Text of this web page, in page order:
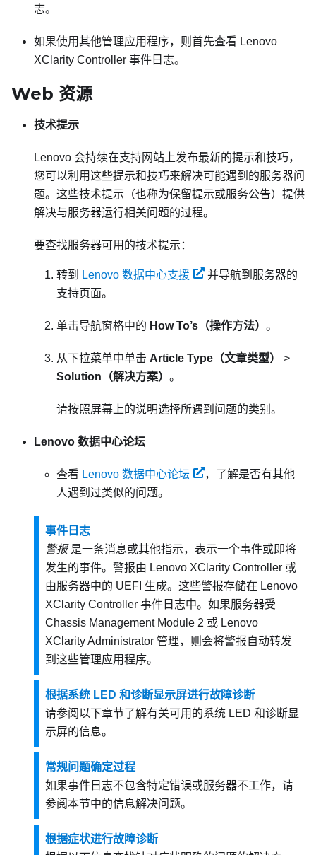
志。
如果使用其他管理应用程序，则首先查看 Lenovo
XClarity Controller 事件日志。
Web 资源
技术提示
Lenovo 会持续在支持网站上发布最新的提示和技巧，
您可以利用这些提示和技巧来解决可能遇到的服务器问
题。这些技术提示（也称为保留提示或服务公告）提供
解决与服务器运行相关问题的过程。
要查找服务器可用的技术提示：
转到 Lenovo 数据中心支援
并导航到服务器的
支持页面。
单击导航窗格中的 How To’s（操作方法） 。
从下拉菜单中单击 Article Type（文章类型）
>
Solution（解决方案） 。
请按照屏幕上的说明选择所遇到问题的类别。
Lenovo 数据中心论坛
查看 Lenovo 数据中心论坛
，了解是否有其他
人遇到过类似的问题。
事件日志
警报是一条消息或其他指示，表示一个事件或即将
发生的事件。警报由 Lenovo XClarity Controller 或
由服务器中的 UEFI 生成。这些警报存储在 Lenovo
XClarity Controller 事件日志中。如果服务器受
Chassis Management Module 2 或 Lenovo
XClarity Administrator 管理，则会将警报自动转发
到这些管理应用程序。
根据系统 LED 和诊断显示屏进行故障诊断
请参阅以下章节了解有关可用的系统 LED 和诊断显
示屏的信息。
常规问题确定过程
如果事件日志不包含特定错误或服务器不工作，请
参阅本节中的信息解决问题。
根据症状进行故障诊断